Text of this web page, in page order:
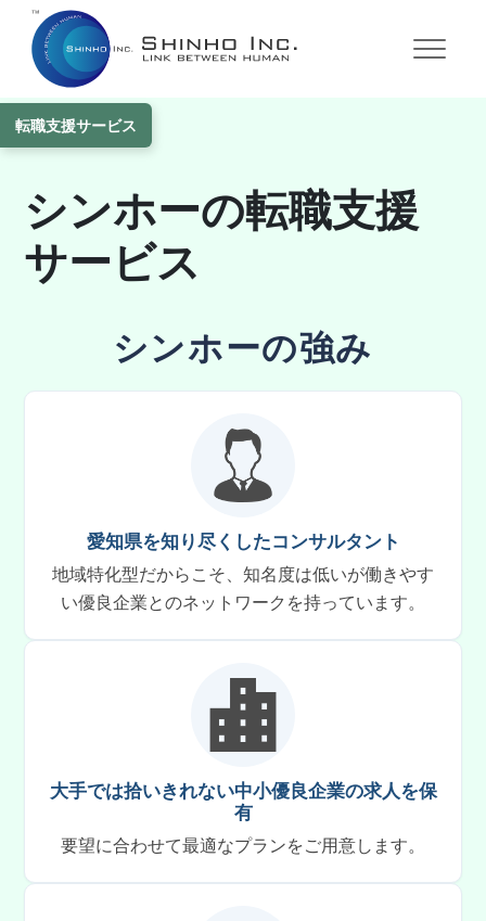
株式会社シンホー
転職をお考えの方
派遣のお仕事
サービス（法人向け）
シンホーの転職支援
サービス
シンホーの強み
愛知県を知り尽くしたコンサルタント
地域特化型だからこそ、知名度は低いが働きやす
い優良企業とのネットワークを持っています。
大手では拾いきれない中小優良企業の求人を保
有
要望に合わせて最適なプランをご用意します。
転職支援サービス